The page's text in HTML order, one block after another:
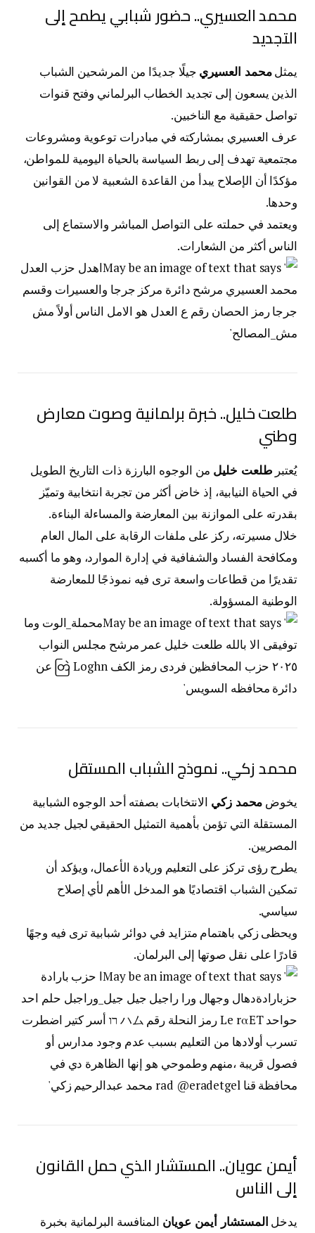
محمد العسيري.. حضور شبابي يطمح إلى
التجديد
يمثلمحمد العسيري جيلًا جديدًا من المرشحين الشباب
الذين يسعون إلى تجديد الخطاب البرلماني وفتح قنوات
تواصل حقيقية مع الناخبين.
عرف العسيري بمشاركته في مبادرات توعوية ومشروعات
مجتمعية تهدف إلى ربط السياسة بالحياة اليومية للمواطن،
مؤكدًا أن الإصلاح يبدأ من القاعدة الشعبية لا من القوانين
وحدها.
ويعتمد في حملته على التواصل المباشر والاستماع إلى
الناس أكثر من الشعارات.
طلعت خليل.. خبرة برلمانية وصوت معارض
وطني
يُعتبر طلعت خليل من الوجوه البارزة ذات التاريخ الطويل
في الحياة النيابية، إذ خاض أكثر من تجربة انتخابية وتميّز
بقدرته على الموازنة بين المعارضة والمساءلة البناءة.
خلال مسيرته، ركز على ملفات الرقابة على المال العام
ومكافحة الفساد والشفافية في إدارة الموارد، وهو ما أكسبه
تقديرًا من قطاعات واسعة ترى فيه نموذجًا للمعارضة
الوطنية المسؤولة.
محمد زكي.. نموذج الشباب المستقل
يخوض محمد زكي الانتخابات بصفته أحد الوجوه الشبابية
المستقلة التي تؤمن بأهمية التمثيل الحقيقي لجيل جديد من
المصريين.
يطرح رؤى تركز على التعليم وريادة الأعمال، ويؤكد أن
تمكين الشباب اقتصاديًا هو المدخل الأهم لأي إصلاح
سياسي.
ويحظى زكي باهتمام متزايد في دوائر شبابية ترى فيه وجهًا
قادرًا على نقل صوتها إلى البرلمان.
أيمن عويان.. المستشار الذي حمل القانون
إلى الناس
يدخل المستشار أيمن عويان المنافسة البرلمانية بخبرة